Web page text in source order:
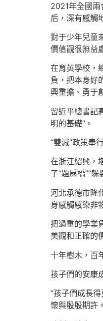
2021年全國
后，深有感觸
對于少年兒童
價值觀很無益
在育英學校，
負，把本身好
興重擔、勇于
習近平總書記
明的基礎”。
“雙減”政策奉
在浙江紹興，
了“題扇橋”“
河北承德市隆
身感觸感染非
把過重的學業
美觀和正確的
十年樹木，百
孩子們的安康
“孩子們成長
懷與殷殷期許。